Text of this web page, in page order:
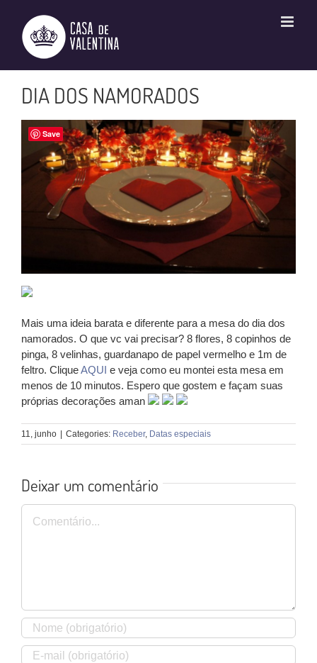
conteúdo
DIA DOS NAMORADOS
Mais uma ideia barata e diferente para a mesa do dia dos
namorados. O que vc vai precisar? 8 flores, 8 copinhos de
pinga, 8 velinhas, guardanapo de papel vermelho e 1m de
feltro. CliqueAQUI e veja como eu montei esta mesa em
menos de 10 minutos. Espero que gostem e façam suas
próprias decorações aman
11, junho Categories: Receber, Datas especiais
Deixar um comentário
Save